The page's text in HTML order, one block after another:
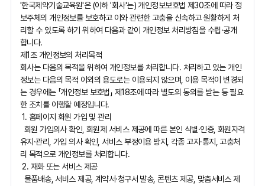
'한국제약기술교육원'은 (이하 '회사'는) 개인정보보호법 제30조에 따라 정
보주체의 개인정보를 보호하고 이와 관련한 고충을 신속하고 원활하게 처
리할 수 있도록 하기 위하여 다음과 같이 개인정보 처리방침을 수립·공개
합니다.
제1조 개인정보의 처리목적
회사는 다음의 목적을 위하여 개인정보를 처리합니다. 처리하고 있는 개인
정보는 다음의 목적 이외의 용도로는 이용되지 않으며, 이용 목적이 변경되
는 경우에는 「개인정보 보호법」 제18조에 따라 별도의 동의를 받는 등 필요
한 조치를 이행할 예정입니다.
1. 홈페이지 회원 가입 및 관리
회원 가입의사 확인, 회원제 서비스 제공에 따른 본인 식별·인증, 회원자격
유지·관리, 가입 의사 확인, 서비스 부정이용 방지, 각종 고지·통지, 고충처
리 목적으로 개인정보를 처리합니다.
2. 재화 또는 서비스 제공
물품배송, 서비스 제공, 계약서·청구서 발송, 콘텐츠 제공, 맞춤서비스 제